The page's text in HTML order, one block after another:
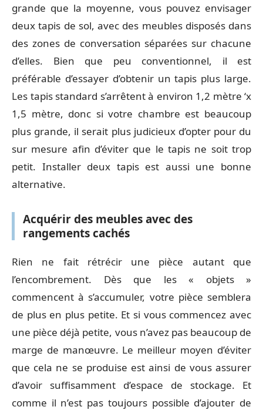
grande que la moyenne, vous pouvez envisager
deux tapis de sol, avec des meubles disposés dans
des zones de conversation séparées sur chacune
d’elles. Bien que peu conventionnel, il est
préférable d’essayer d’obtenir un tapis plus large.
Les tapis standard s’arrêtent à environ 1,2 mètre ‘x
1,5 mètre, donc si votre chambre est beaucoup
plus grande, il serait plus judicieux d’opter pour du
sur mesure afin d’éviter que le tapis ne soit trop
petit. Installer deux tapis est aussi une bonne
alternative.
Acquérir des meubles avec des
rangements cachés
Rien ne fait rétrécir une pièce autant que
l’encombrement. Dès que les « objets »
commencent à s’accumuler, votre pièce semblera
de plus en plus petite. Et si vous commencez avec
une pièce déjà petite, vous n’avez pas beaucoup de
marge de manœuvre. Le meilleur moyen d’éviter
que cela ne se produise est ainsi de vous assurer
d’avoir suffisamment d’espace de stockage. Et
comme il n’est pas toujours possible d’ajouter de